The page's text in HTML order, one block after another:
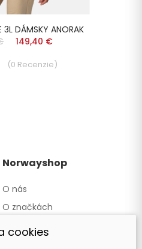
3L DÁMSKY ANORAK
149,40 €
(0 Recenzie)
Norwayshop
O nás
O značkách
Kontakty a obchody
cookies